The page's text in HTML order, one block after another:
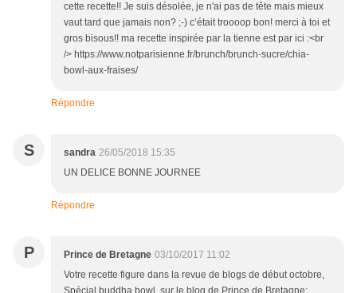
cette recette!! Je suis désolée, je n'ai pas de tête mais mieux
vaut tard que jamais non? ;-) c’était troooop bon! merci à toi et
gros bisous!! ma recette inspirée par la tienne est par ici :<br
/> https://www.notparisienne.fr/brunch/brunch-sucre/chia-
bowl-aux-fraises/
Répondre
S sandra 26/05/2018 15:35
UN DELICE BONNE JOURNEE
Répondre
P Prince de Bretagne 03/10/2017 11:02
Votre recette figure dans la revue de blogs de début octobre,
Spécial buddha bowl, sur le blog de Prince de Bretagne: